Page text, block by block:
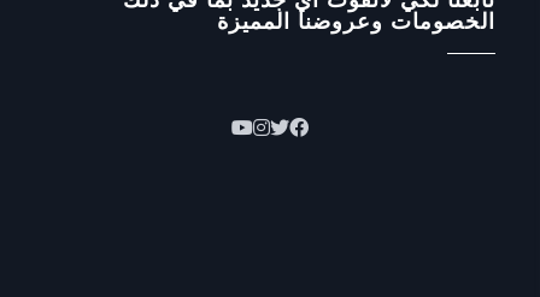
الخصومات وعروضنا المميزة